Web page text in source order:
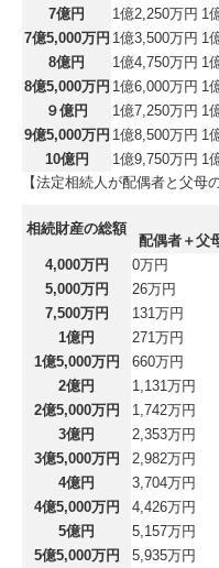
7億円
1億2,250万円 1
7億5,000万円 1億3,500万円 1
8億円
1億4,750万円 1
8億5,000万円 1億6,000万円 1
９億円
1億7,250万円 1
9億5,000万円 1億8,500万円 1
10億円
1億9,750万円 1
【法定相続人が配偶者と父母
相続財産の総額
配偶者＋父
4,000万円
0万円
5,000万円
26万円
7,500万円
131万円
1億円
271万円
1億5,000万円
660万円
2億円
1,131万円
2億5,000万円
1,742万円
3億円
2,353万円
3億5,000万円
2,982万円
4億円
3,704万円
4億5,000万円
4,426万円
5億円
5,157万円
5億5,000万円
5,935万円